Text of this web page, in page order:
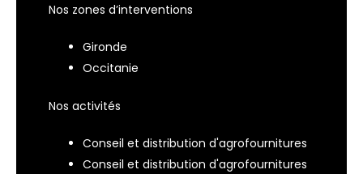
Nos zones d’interventions
Gironde
Occitanie
Nos activités
Conseil et distribution d'agrofournitures
Conseil et distribution d'agrofournitures